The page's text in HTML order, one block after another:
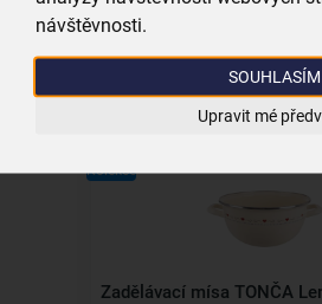
návštěvnosti.
SOUHLASÍM
Upravit mé
skladem
Vložit do košíku
Kolekce
Zadělávací mísa TONČA